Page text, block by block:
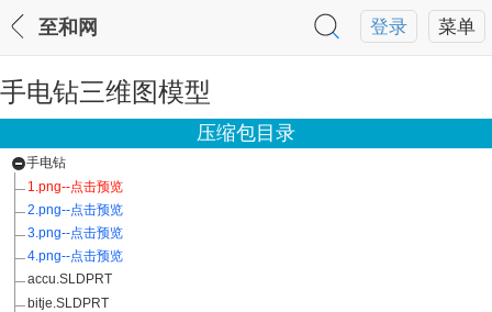
菜单
登录
至和网
手电钻三维图模型
压缩包目录
手电钻
1.png--点击预览
2.png--点击预览
3.png--点击预览
4.png--点击预览
accu.SLDPRT
bitje.SLDPRT